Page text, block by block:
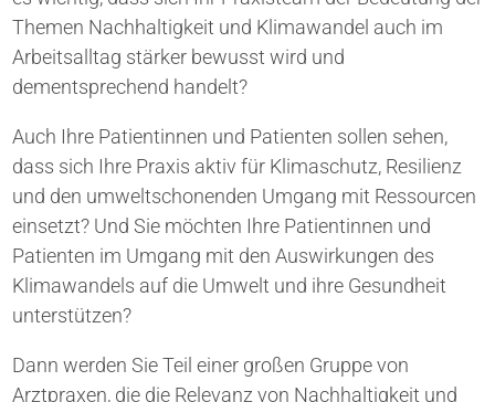
Themen Nachhaltigkeit und Klimawandel auch im
Arbeitsalltag stärker bewusst wird und
dementsprechend handelt?
Auch Ihre Patientinnen und Patienten sollen sehen,
dass sich Ihre Praxis aktiv für Klimaschutz, Resilienz
und den umweltschonenden Umgang mit Ressourcen
einsetzt? Und Sie möchten Ihre Patientinnen und
Patienten im Umgang mit den Auswirkungen des
Klimawandels auf die Umwelt und ihre Gesundheit
unterstützen?
Dann werden Sie Teil einer großen Gruppe von
Arztpraxen, die die Relevanz von Nachhaltigkeit und